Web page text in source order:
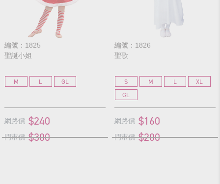
編號：1825
聖誕小姐
M L GL
網路價 $240
門市價 $300
編號：1826
聖歌
S M L
XL
GL
網路價 $160
門市價 $200